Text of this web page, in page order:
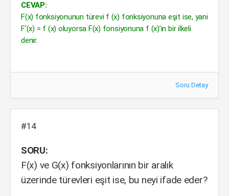
CEVAP:
F(x) fonksiyonunun türevi f (x) fonksiyonuna eşit ise, yani
F'(x) = f (x) oluyorsa F(x) fonsiyonuna f (x)’in bir ilkeli
denir.
Soru Detay
#14
SORU:
F(x) ve G(x) fonksiyonlarının bir aralık
üzerinde türevleri eşit ise, bu neyi ifade eder?